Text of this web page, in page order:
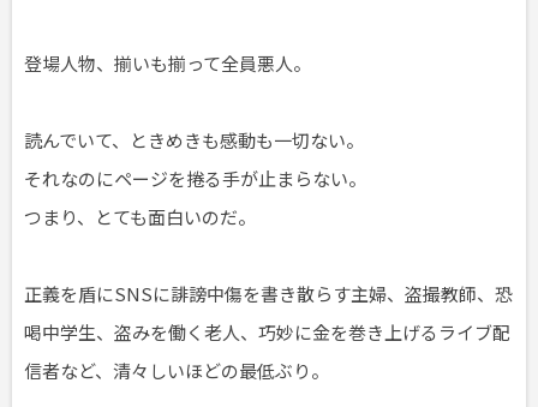
登場人物、揃いも揃って全員悪人。
読んでいて、ときめきも感動も一切ない。
それなのにページを捲る手が止まらない。
つまり、とても面白いのだ。
正義を盾にSNSに誹謗中傷を書き散らす主婦、盗撮教師、恐
喝中学生、盗みを働く老人、巧妙に金を巻き上げるライブ配
信者など、清々しいほどの最低ぶり。